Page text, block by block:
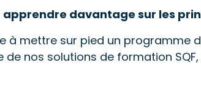
davantage sur les
à mettre sur pied un programme
de nos solutions de formation